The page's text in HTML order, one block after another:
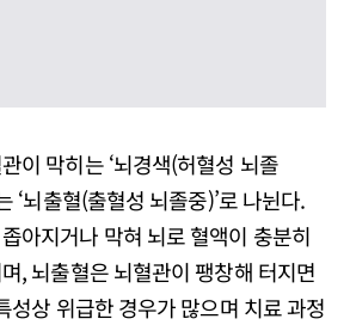
이 막히는 ‘뇌경색(허혈성 뇌졸
‘뇌출혈(출혈성 뇌졸중)’로 나뉜다.
아지거나 막혀 뇌로 혈액이 충분히
, 뇌출혈은 뇌혈관이 팽창해 터지면
성상 위급한 경우가 많으며 치료 과정